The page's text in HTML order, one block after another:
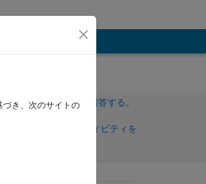
インしてこの質問に回答する。
サインインしてアクティビティを
き、次のサイトの